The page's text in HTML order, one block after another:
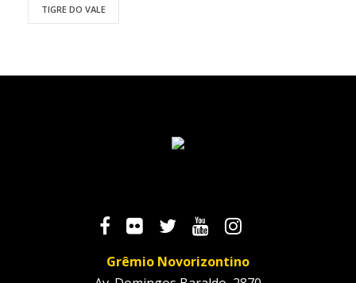
TIGRE DO VALE
Grêmio Novorizontino